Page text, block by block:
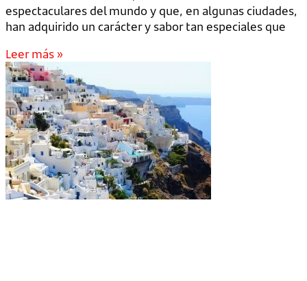
espectaculares del mundo y que, en algunas ciudades,
han adquirido un carácter y sabor tan especiales que
Leer más »